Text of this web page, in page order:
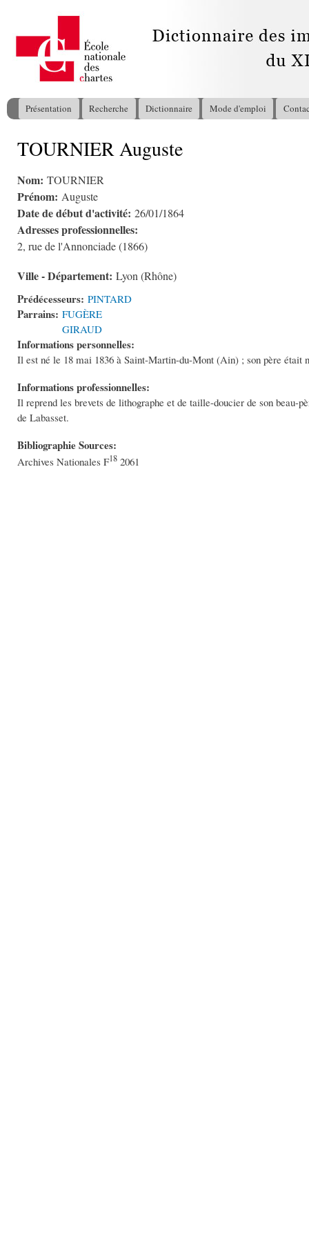
Menu principal
Présentation Recherche Dictionnaire Mode d'emploi
Vous êtes ici
TOURNIER Auguste
Nom: TOURNIER
Prénom: Auguste
Date de début d'activité: 26/01/1864
Adresses professionnelles:
2, rue de l'Annonciade (1866)
Ville - Département: Lyon (Rhône)
Prédécesseurs: PINTARD
Parrains: FUGÈRE
GIRAUD
Informations personnelles:
Il est né le 18 mai 1836 à Saint-Martin-du-Mont (Ain) ; son père était
Informations professionnelles:
Il reprend les brevets de lithographe et de taille-doucier de son
de Labasset.
Bibliographie Sources:
Archives Nationales F18 2061